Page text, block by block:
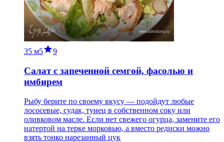
35 м5 9
Салат с запеченной семгой, фасолью и
имбирем
Рыбу берите по своему вкусу — подойдут любые
лососевые, судак, тунец в собственном соку или
оливковом масле. Если нет свежего огурца, замените его
натертой на терке морковью, а вместо редиски можно
взять тонко нарезанный цук